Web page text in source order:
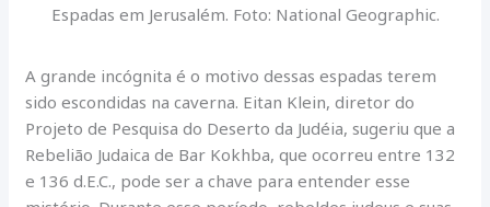
Espadas em Jerusalém. Foto: National Geographic.
A grande incógnita é o motivo dessas espadas terem
sido escondidas na caverna. Eitan Klein, diretor do
Projeto de Pesquisa do Deserto da Judéia, sugeriu que a
Rebelião Judaica de Bar Kokhba, que ocorreu entre 132
e 136 d.E.C., pode ser a chave para entender esse